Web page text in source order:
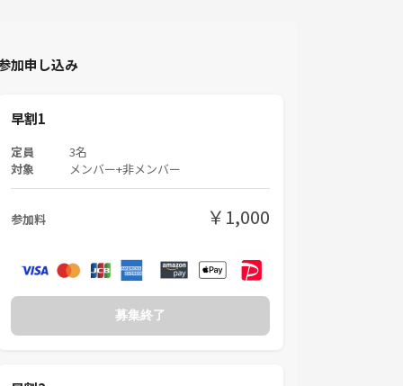
加申し込み
早割1
定員 3名
対象 メンバー+非メンバー
参加料 ￥1,000
募集終了